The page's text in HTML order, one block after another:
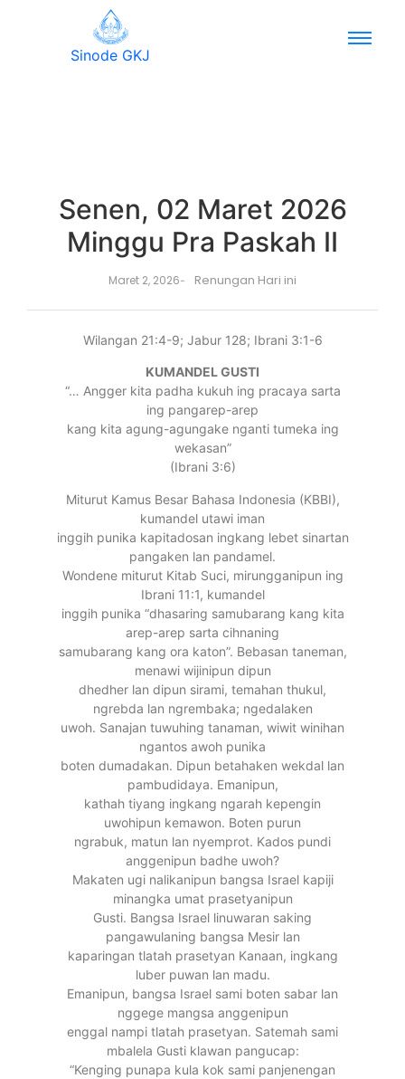
Sinode GKJ
Senen, 02 Maret 2026
Minggu Pra Paskah II
Maret 2, 2026- Renungan Hari ini
Wilangan 21:4-9; Jabur 128; Ibrani 3:1-6
KUMANDEL GUSTI
“… Angger kita padha kukuh ing pracaya sarta
ing pangarep-arep
kang kita agung-agungake nganti tumeka ing
wekasan”
(Ibrani 3:6)
Miturut Kamus Besar Bahasa Indonesia (KBBI),
kumandel utawi iman
inggih punika kapitadosan ingkang lebet sinartan
pangaken lan pandamel.
Wondene miturut Kitab Suci, mirungganipun ing
Ibrani 11:1, kumandel
inggih punika “dhasaring samubarang kang kita
arep-arep sarta cihnaning
samubarang kang ora katon”. Bebasan taneman,
menawi wijinipun dipun
dhedher lan dipun sirami, temahan thukul,
ngrebda lan ngrembaka; ngedalaken
uwoh. Sanajan tuwuhing tanaman, wiwit winihan
ngantos awoh punika
boten dumadakan. Dipun betahaken wekdal lan
pambudidaya. Emanipun,
kathah tiyang ingkang ngarah kepengin
uwohipun kemawon. Boten purun
ngrabuk, matun lan nyemprot. Kados pundi
anggenipun badhe uwoh?
Makaten ugi nalikanipun bangsa Israel kapiji
minangka umat prasetyanipun
Gusti. Bangsa Israel linuwaran saking
pangawulaning bangsa Mesir lan
kaparingan tlatah prasetyan Kanaan, ingkang
luber puwan lan madu.
Emanipun, bangsa Israel sami boten sabar lan
nggege mangsa anggenipun
enggal nampi tlatah prasetyan. Satemah sami
mbalela Gusti klawan pangucap:
“Kenging punapa kula kok sami panjenengan